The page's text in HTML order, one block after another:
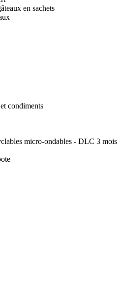
en sachets
condiments
micro-ondables - DLC 3 mois